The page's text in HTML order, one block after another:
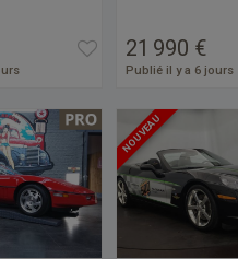
21 990 €
Publié il y a 6 jours
NOUVEAU